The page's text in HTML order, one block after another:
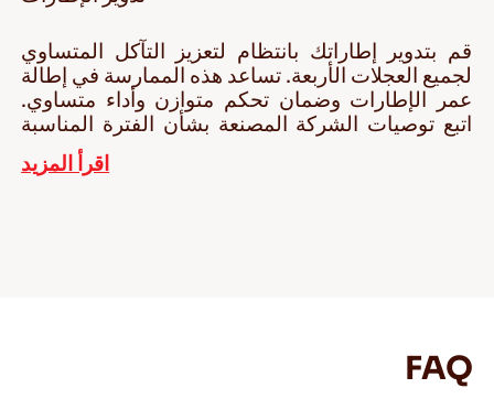
قم بتدوير إطاراتك بانتظام لتعزيز التآكل المتساوي
لجميع العجلات الأربعة. تساعد هذه الممارسة في إطالة
عمر الإطارات وضمان تحكم متوازن وأداء متساوي.
اتبع توصيات الشركة المصنعة بشأن الفترة المناسبة
للتدوير بناءً على عادات قيادتك
اقرأ المزيد
FAQ